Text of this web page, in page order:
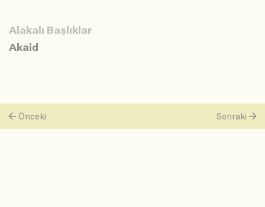
Alakalı Başlıklar
Akaid
Önceki Sonraki